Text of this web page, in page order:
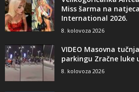
Miss šarma na
International 2026.
8. kolovoza 2026
VIDEO Masovna
parkingu Zračne luke
8. kolovoza 2026